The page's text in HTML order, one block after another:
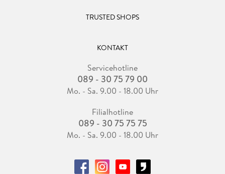
TRUSTED SHOPS
KONTAKT
Servicehotline
089 - 30 75 79 00
Mo. - Sa. 9.00 - 18.00 Uhr
Filialhotline
089 - 30 75 75 75
Mo. - Sa. 9.00 - 18.00 Uhr